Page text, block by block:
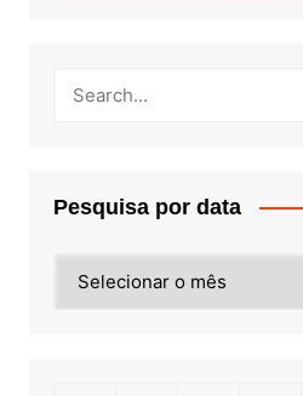
Pesquisa por data
por